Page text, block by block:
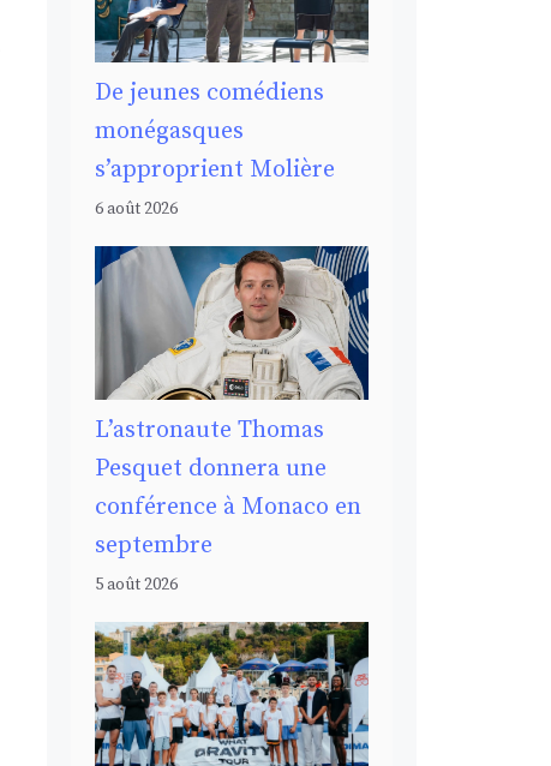
De jeunes comédiens
monégasques
s’approprient Molière
6 août 2026
L’astronaute Thomas
Pesquet donnera une
conférence à Monaco en
septembre
5 août 2026